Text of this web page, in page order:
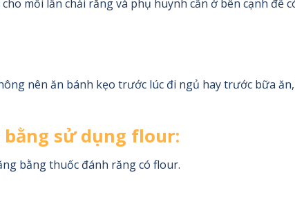
mỗi lần chải răng và phụ huynh cần ở bên cạnh để
nên ăn bánh kẹo trước lúc đi ngủ hay trước bữa
sử dụng flour:
bằng thuốc đánh răng có flour.